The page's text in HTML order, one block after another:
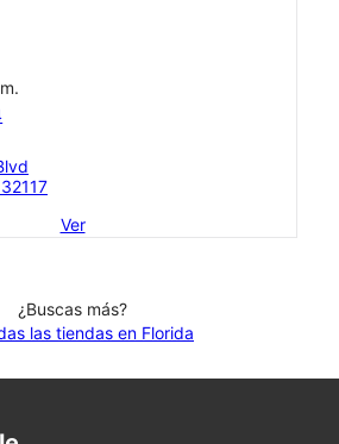
Ver
¿Buscas más?
las tiendas en Florida